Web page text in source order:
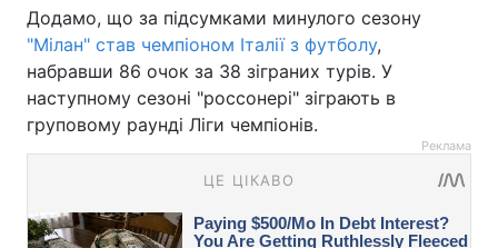
Додамо, що за підсумками минулого сезону
"Мілан" став чемпіоном Італії з футболу,
набравши 86 очок за 38 зіграних турів. У
наступному сезоні "россонері" зіграють в
груповому раунді Ліги чемпіонів.
Реклама